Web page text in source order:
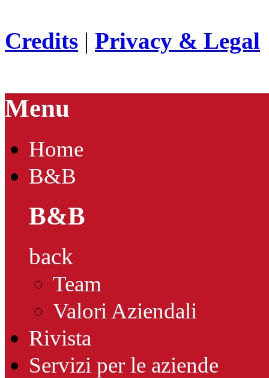
Credits | Privacy & Legal
Menu
Home
B&B
B&B
back
Team
Valori Aziendali
Rivista
Servizi per le aziende